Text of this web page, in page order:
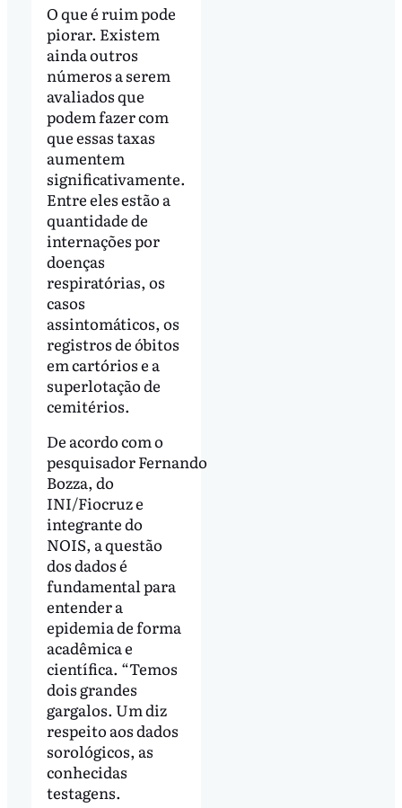
O que é ruim pode
piorar. Existem
ainda outros
números a serem
avaliados que
podem fazer com
que essas taxas
aumentem
significativamente.
Entre eles estão a
quantidade de
internações por
doenças
respiratórias, os
casos
assintomáticos, os
registros de óbitos
em cartórios e a
superlotação de
cemitérios.
De acordo com o
pesquisador Fernando
Bozza, do
INI/Fiocruz e
integrante do
NOIS, a questão
dos dados é
fundamental para
entender a
epidemia de forma
acadêmica e
científica. “Temos
dois grandes
gargalos. Um diz
respeito aos dados
sorológicos, as
conhecidas
testagens.